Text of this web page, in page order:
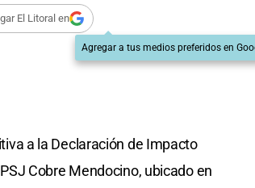
El Litoral en
Agregar a tus medios preferidos en
a la Declaración de Impacto
Cobre Mendocino, ubicado en